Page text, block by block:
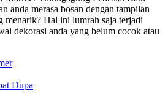
anda merasa bosan dengan tampilan
menarik? Hal ini lumrah saja terjadi
dekorasi anda yang belum cocok atau
Dupa